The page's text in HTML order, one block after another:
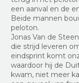
een aanval en de
Beide mannen
peloton.
Jonas Van de
die strijd leveren
eindsprint komt
waardoor hij de
kwam, niet meer